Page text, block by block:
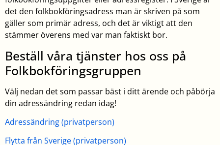
det den folkbokföringsadress man är skriven på som
gäller som primär adress, och det är viktigt att den
stämmer överens med var man faktiskt bor.
Beställ våra tjänster hos oss på
Folkbokföringsgruppen
Välj nedan det som passar bäst i ditt ärende och påbörja
din adressändring redan idag!
Adressändring (privatperson)
Flytta från Sverige (privatperson)